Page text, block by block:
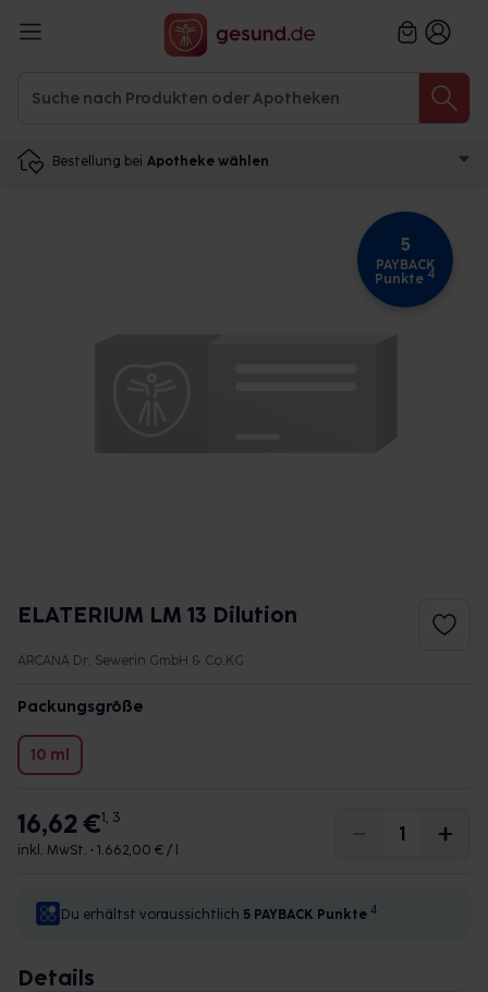
Bestellung bei Apotheke wählen
5
PAYBACK
Punkte 4
ELATERIUM LM 13 Dilution
ARCANA Dr. Sewerin GmbH & Co.KG
Packungsgröße
10 ml
16,62 €1, 3
inkl. MwSt. • 1.662,00 € / l
Du erhältst voraussichtlich 5 PAYBACK Punkte 4
Details